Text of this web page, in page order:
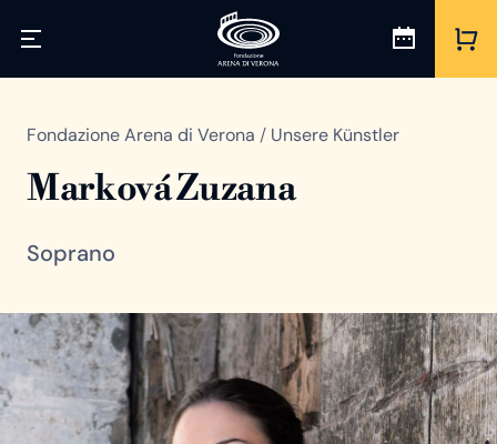
Fondazione Arena di Verona / Unsere Künstler
Marková Zuzana
Soprano